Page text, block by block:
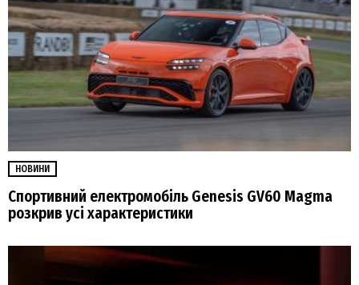
НОВИНИ
Спортивний електромобіль Genesis GV60 Magma
розкрив усі характеристики